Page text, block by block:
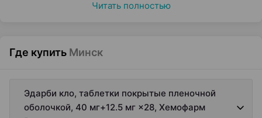
Читать полностью
Где купить Минск
Эдарби кло, таблетки покрытые пленочной
оболочкой, 40 мг+12.5 мг ×28, Хемофарм